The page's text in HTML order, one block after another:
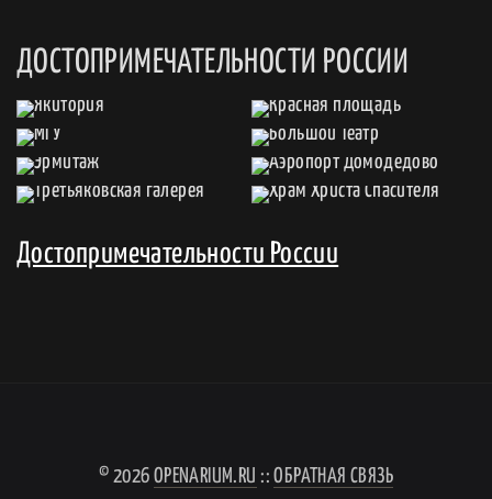
ДОСТОПРИМЕЧАТЕЛЬНОСТИ РОССИИ
Достопримечательности России
© 2026 OPENARIUM.RU ::ОБРАТНАЯ СВЯЗЬ